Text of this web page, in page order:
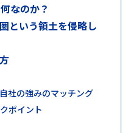
なのか？
という領土を侵略し
社の強みのマッチング
ポイント